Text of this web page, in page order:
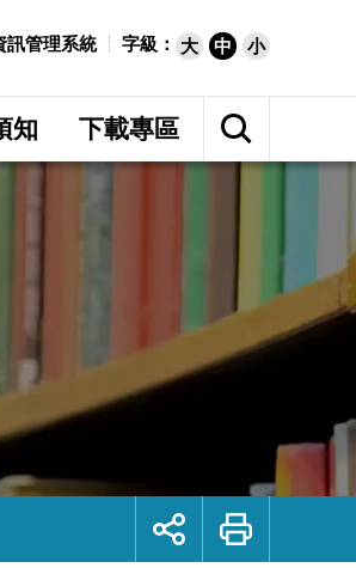
訊管理系統 字級： 大 中 小
知 下載專區
展
開
網
站
尋
展
鈕
列